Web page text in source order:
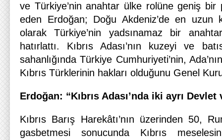
ve Türkiye’nin anahtar ülke rolüne geniş
eden Erdoğan; Doğu Akdeniz’de en uzun
olarak Türkiye’nin yadsınamaz bir
hatırlattı. Kıbrıs Adası’nın kuzeyi ve
sahanlığında Türkiye Cumhuriyeti’nin,
Kıbrıs Türklerinin hakları olduğunu Genel
Erdoğan: “Kıbrıs Adası’nda iki ayrı Devlet
Kıbrıs Barış Harekâtı’nın üzerinden 50,
gasbetmesi sonucunda Kıbrıs